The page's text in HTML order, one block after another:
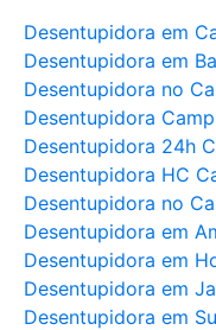
Desentupidora em
Desentupidora em
Desentupidora no
Desentupidora
Desentupidora 24h
Desentupidora HC
Desentupidora no
Desentupidora em
Desentupidora em
Desentupidora em
Desentupidora em